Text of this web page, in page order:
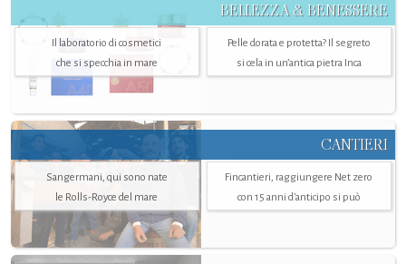
BELLEZZA & BENESSERE
Il laboratorio di cosmetici
che si specchia in mare
Pelle dorata e protetta? Il segreto
si cela in un’antica pietra Inca
CANTIERI
Sangermani, qui sono nate
le Rolls-Royce del mare
Fincantieri, raggiungere Net zero
con 15 anni d'anticipo si può